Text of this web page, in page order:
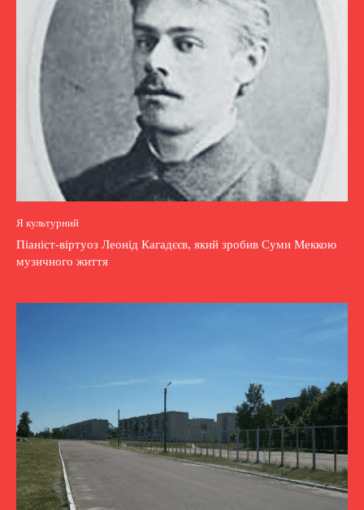
Я культурний
Піаніст-віртуоз Леонід Кагадєєв, який зробив Суми Меккою
музичного життя